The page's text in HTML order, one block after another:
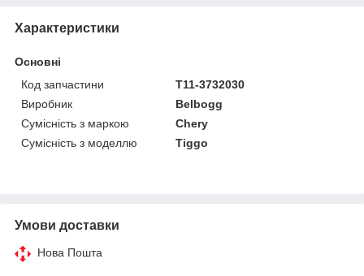
Характеристики
Основні
Код запчастини
T11-3732030
Виробник
Belbogg
Сумісність з маркою
Chery
Сумісність з моделлю
Tiggo
Умови доставки
Нова Пошта